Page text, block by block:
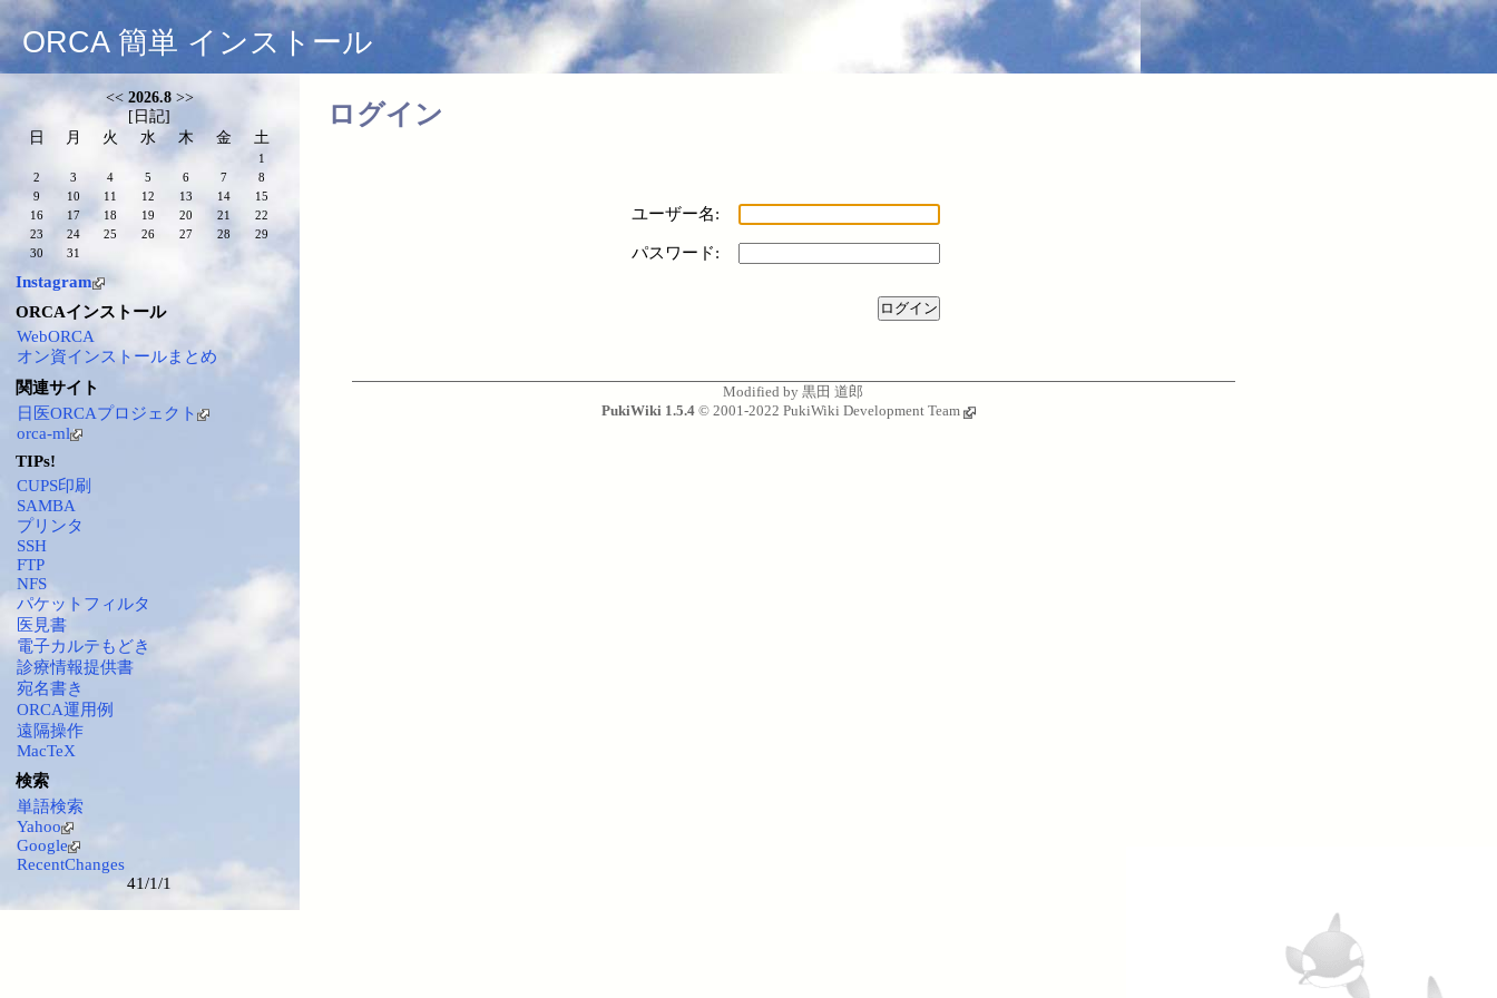
ORCA 簡単 インストール
ログイン
ユーザー名:
パスワード:
<< 2026.8 >>
[ 日記]
日
月 火 水 木 金 土
1
2
3 4 5 6 7
8
9
10 11 12 13 14
15
16
17 18 19 20 21
22
23
24 25 26 27 28
29
30
31
Instagram
ORCAインストール
WebORCA
オン資インストールまとめ
関連サイト
日医ORCAプロジェクト
orca-ml
TIPs!
CUPS印刷
SAMBA
プリンタ
SSH
FTP
NFS
パケットフィルタ
医見書
電子カルテもどき
診療情報提供書
宛名書き
ORCA運用例
遠隔操作
MacTeX
検索
単語検索
Yahoo
Google
RecentChanges
41/1/1
Modified by黒田 道郎
PukiWiki 1.5.4 © 2001-2022PukiWiki Development Team